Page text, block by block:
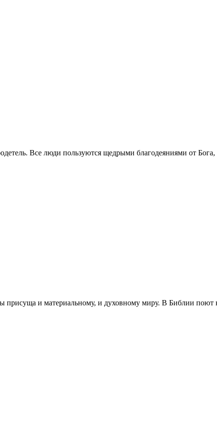
Все люди поль­зу­ют­ся щед­ры­ми бла­го­де­я­ни­я­ми от
при­су­ща и мате­ри­аль­но­му, и духов­но­му миру. В Биб­лии поют